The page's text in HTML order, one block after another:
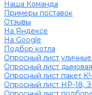
Наша Команда
Примеры поставок
Отзывы
На Яндексе
На Google
Подбор котла
Опросный лист
Опросный лист
Опросный лист пакет
Опросный лист НР-18,